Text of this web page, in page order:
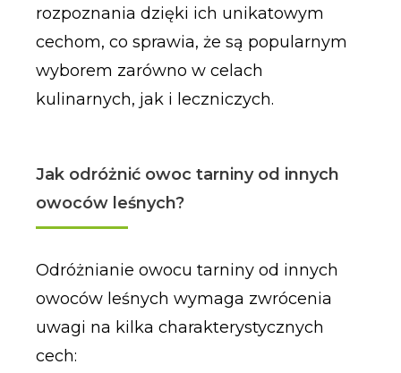
rozpoznania dzięki ich unikatowym
cechom, co sprawia, że są popularnym
wyborem zarówno w celach
kulinarnych, jak i leczniczych.
Jak odróżnić owoc tarniny od innych
owoców leśnych?
Odróżnianie owocu tarniny od innych
owoców leśnych wymaga zwrócenia
uwagi na kilka charakterystycznych
cech: